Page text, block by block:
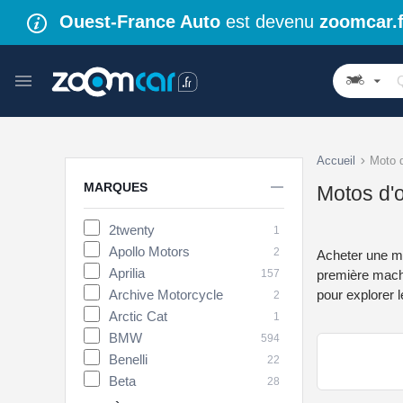
Ouest-France Auto est devenu
Accueil Moto
Motos
Acheter une
première
pour explorer
MARQUES 
2twenty 1
Apollo Motors 2
Aprilia 157
Archive Motorcycle 2
Arctic Cat 1
BMW 594
Benelli 22
Beta 28